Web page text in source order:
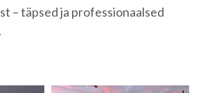
– täpsed ja professionaalsed